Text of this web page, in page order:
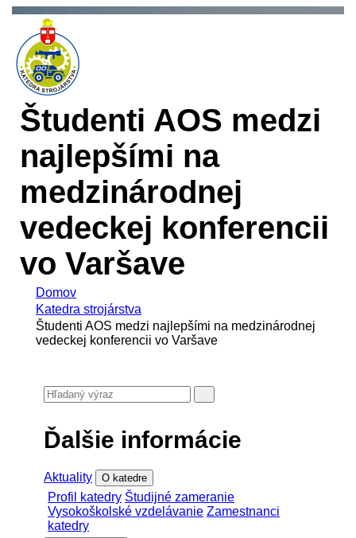
Študenti AOS medzi
najlepšími na
medzinárodnej
vedeckej konferencii
vo Varšave
Domov
Katedra strojárstva
Študenti AOS medzi najlepšími na medzinárodnej
vedeckej konferencii vo Varšave
Ďalšie informácie
Aktuality O katedre
Profil katedry Študijné zameranie
Vysokoškolské vzdelávanie Zamestnanci
katedry